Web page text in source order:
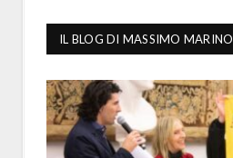
IL BLOG DI MASSIMO MARINO